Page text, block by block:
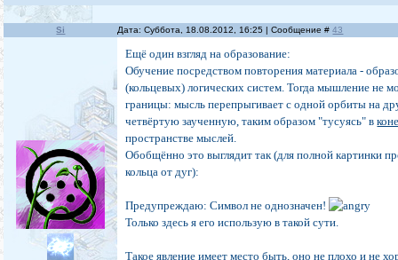
Si Дата: Суббота, 18.08.2012, 16:25 | Сообщение #43
Ещё один взгляд на образование:
Обучение посредством повторения материала -
(кольцевых) логических систем. Тогда мышление не
границы: мысль перепрыгивает с одной орбиты на
четвёртую заученную, таким образом "тусуясь" в
пространстве мыслей.
Обобщённо это выглядит так (для полной картинки
кольца от дуг):
Предупреждаю: Символ не однозначен!
Только здесь я его использую в такой сути.
Такое явление имеет место быть, оно не плохо и не